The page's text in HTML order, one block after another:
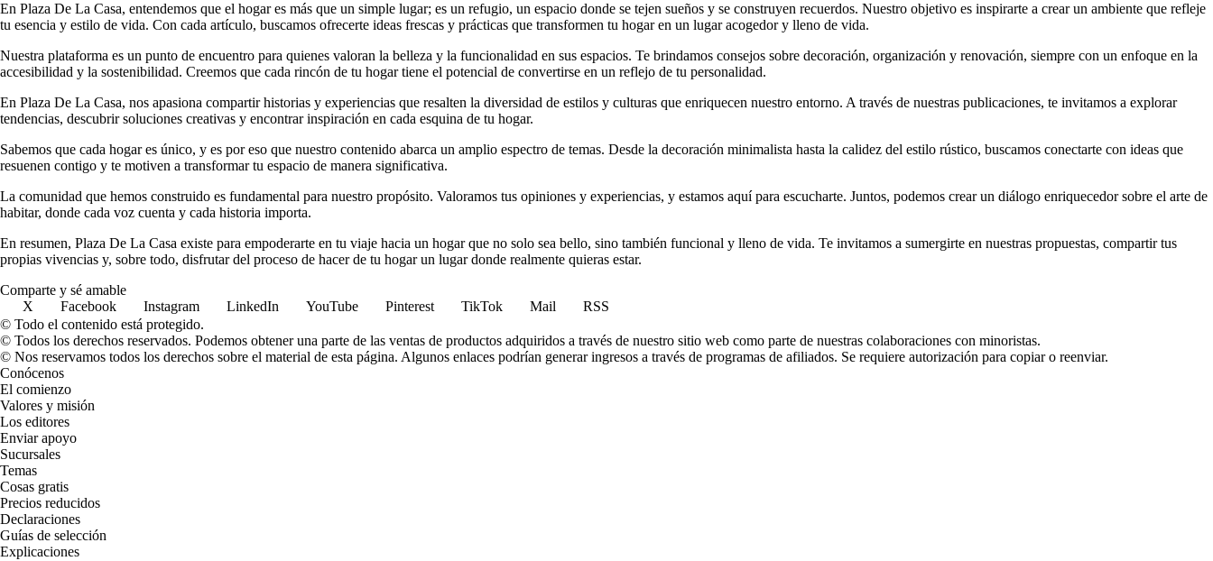
En Plaza De La Casa, entendemos que el hogar es más que un simple lugar; es un refugio, un espacio donde se tejen sueños y se construyen recuerdos. Nuestro objetivo es inspirarte a crear un ambiente que refleje
tu esencia y estilo de vida. Con cada artículo, buscamos ofrecerte ideas frescas y prácticas que transformen tu hogar en un lugar acogedor y lleno de vida.
Nuestra plataforma es un punto de encuentro para quienes valoran la belleza y la funcionalidad en sus espacios. Te brindamos consejos sobre decoración, organización y renovación, siempre con un enfoque en la
accesibilidad y la sostenibilidad. Creemos que cada rincón de tu hogar tiene el potencial de convertirse en un reflejo de tu personalidad.
En Plaza De La Casa, nos apasiona compartir historias y experiencias que resalten la diversidad de estilos y culturas que enriquecen nuestro entorno. A través de nuestras publicaciones, te invitamos a explorar
tendencias, descubrir soluciones creativas y encontrar inspiración en cada esquina de tu hogar.
Sabemos que cada hogar es único, y es por eso que nuestro contenido abarca un amplio espectro de temas. Desde la decoración minimalista hasta la calidez del estilo rústico, buscamos conectarte con ideas que
resuenen contigo y te motiven a transformar tu espacio de manera significativa.
La comunidad que hemos construido es fundamental para nuestro propósito. Valoramos tus opiniones y experiencias, y estamos aquí para escucharte. Juntos, podemos crear un diálogo enriquecedor sobre el arte de
habitar, donde cada voz cuenta y cada historia importa.
En resumen, Plaza De La Casa existe para empoderarte en tu viaje hacia un hogar que no solo sea bello, sino también funcional y lleno de vida. Te invitamos a sumergirte en nuestras propuestas, compartir tus
propias vivencias y, sobre todo, disfrutar del proceso de hacer de tu hogar un lugar donde realmente quieras estar.
Comparte y sé amable
X
Facebook Instagram LinkedIn YouTube Pinterest TikTok Mail
RSS
© Todo el contenido está protegido.
© Todos los derechos reservados. Podemos obtener una parte de las ventas de productos adquiridos a través de nuestro sitio web como parte de nuestras colaboraciones con minoristas.
© Nos reservamos todos los derechos sobre el material de esta página. Algunos enlaces podrían generar ingresos a través de programas de afiliados. Se requiere autorización para copiar o reenviar.
Conócenos
El comienzo
Valores y misión
Los editores
Enviar apoyo
Sucursales
Temas
Cosas gratis
Precios reducidos
Declaraciones
Guías de selección
Explicaciones